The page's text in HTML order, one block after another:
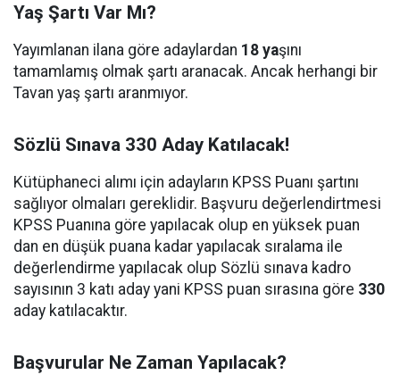
Yaş Şartı Var Mı?
Yayımlanan ilana göre adaylardan 18 yaşını
tamamlamış olmak şartı aranacak. Ancak herhangi bir
Tavan yaş şartı aranmıyor.
Sözlü Sınava 330 Aday Katılacak!
Kütüphaneci alımı için adayların KPSS Puanı şartını
sağlıyor olmaları gereklidir. Başvuru değerlendirtmesi
KPSS Puanına göre yapılacak olup en yüksek puan
dan en düşük puana kadar yapılacak sıralama ile
değerlendirme yapılacak olup Sözlü sınava kadro
sayısının 3 katı aday yani KPSS puan sırasına göre 330
aday katılacaktır.
Başvurular Ne Zaman Yapılacak?